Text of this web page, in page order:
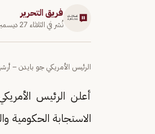
فريق التحرير
نُشر في الثلاثاء 27 ديسمبر 2022
الرئيس الأمريكي جو بايدن –
أعلن الرئيس
الاستجابة الحكومية